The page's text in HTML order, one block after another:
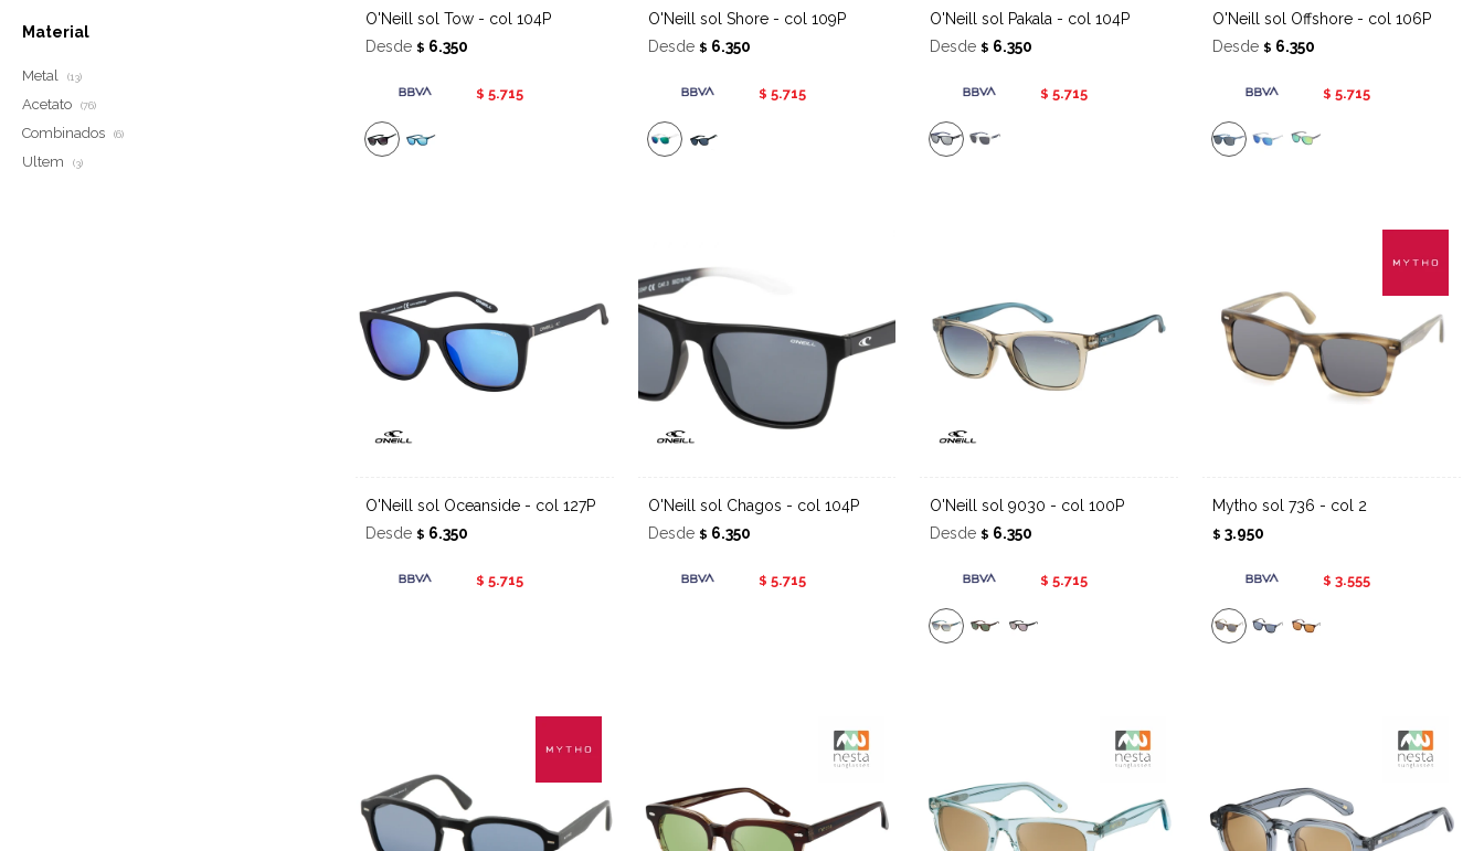
O'Neill sol Tow - col 104P
Desde $ 6.350
$ 5.715
O'Neill sol Shore - col 109P
Desde $ 6.350
$ 5.715
O'Neill sol Pakala - col 104P
Desde$ 6.350
$ 5.715
O'Neill sol Offshore - col 106P
Desde$ 6.350
$ 5.715
O'Neill sol Oceanside - col 127P
Desde $ 6.350
$ 5.715
O'Neill sol Chagos - col 104P
Desde $ 6.350
$ 5.715
O'Neill sol 9030 - col 100P
Desde$ 6.350
$ 5.715
Mytho sol 736 - col 2
$ 3.950
$ 3.555
Material
Metal (13)
Acetato (76)
Combinados (6)
Ultem (3)